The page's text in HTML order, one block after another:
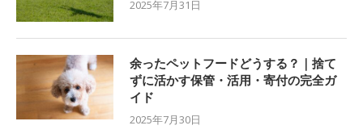
2025年7月31日
余ったペットフードどうする？｜捨て
ずに活かす保管・活用・寄付の完全ガ
イド
2025年7月30日